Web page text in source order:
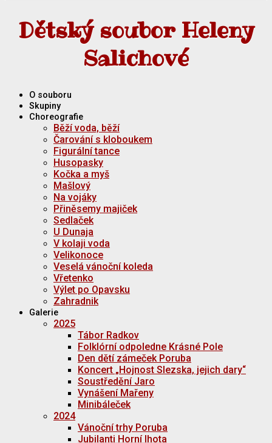
Dětský soubor Heleny
Salichové
O souboru
Skupiny
Choreografie
Běží voda, běží
Čarování s kloboukem
Figurální tance
Husopasky
Kočka a myš
Mašlový
Na vojáky
Přiněsemy majiček
Sedlaček
U Dunaja
V kolaji voda
Velikonoce
Veselá vánoční koleda
Vřetenko
Výlet po Opavsku
Zahradnik
Galerie
2025
Tábor Radkov
Folklórní odpoledne Krásné Pole
Den dětí zámeček Poruba
Koncert „Hojnost Slezska, jejich dary“
Soustředění Jaro
Vynášení Mařeny
Minibáleček
2024
Vánoční trhy Poruba
Jubilanti Horní lhota